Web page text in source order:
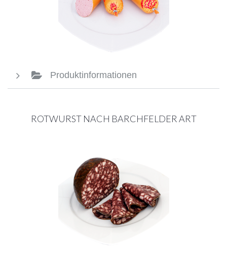
Produktinformationen
ROTWURST NACH BARCHFELDER ART